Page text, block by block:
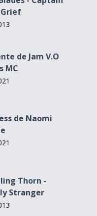
de Jam V.O
MC
de Naomi
Thorn -
Stranger